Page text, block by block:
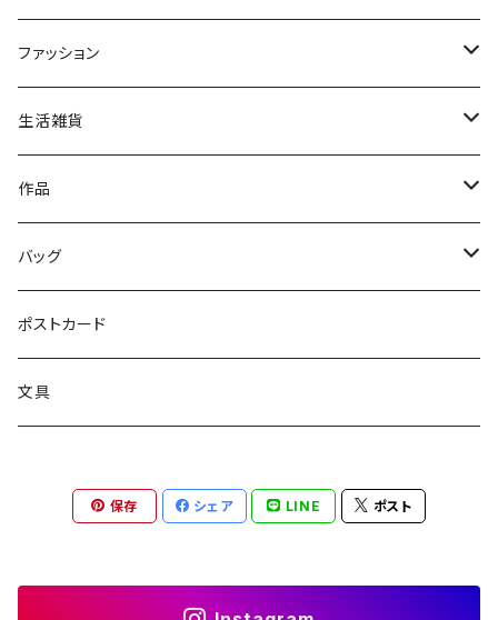
ファッション
トップス
ファッション雑貨
生活雑貨
文具
作品
読み物
絵画
バッグ
トートバッグ
サコッシュ
ポストカード
文具
保存 シェア LINE ポスト